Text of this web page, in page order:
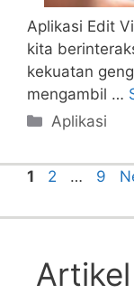
Aplikasi Edit
kita
kekuatan
mengambil …
Categories
Aplikasi
Page
1 Page
2 … Page
9